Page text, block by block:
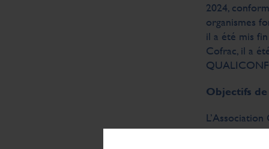
2024,
organismes
il a été mis
Cofrac, il a
Objectifs